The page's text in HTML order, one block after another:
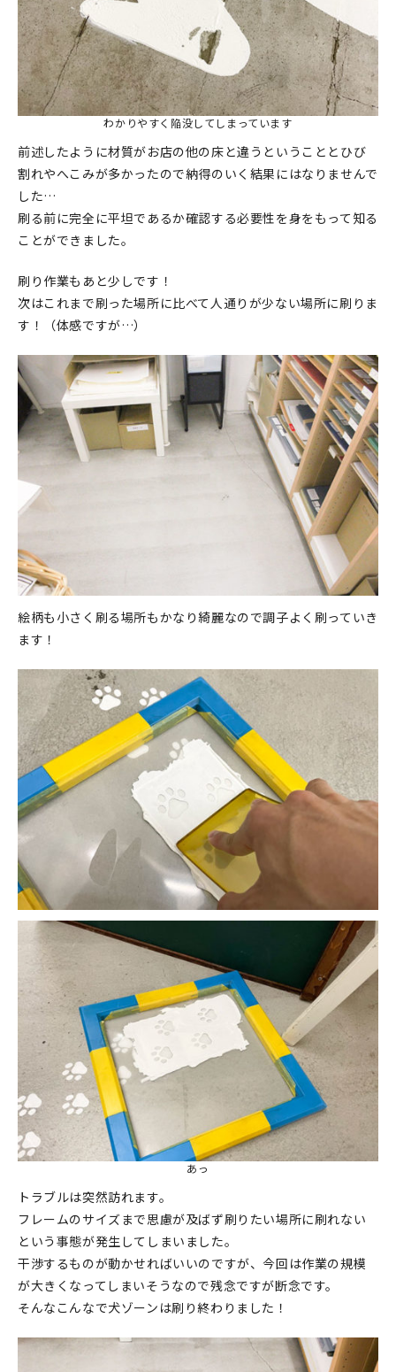
わかりやすく陥没してしまっています
前述したように材質がお店の他の床と違うということとひび
割れやへこみが多かったので納得のいく結果にはなりませんで
した…
刷る前に完全に平坦であるか確認する必要性を身をもって知る
ことができました。
刷り作業もあと少しです！
次はこれまで刷った場所に比べて人通りが少ない場所に刷りま
す！（体感ですが…）
絵柄も小さく刷る場所もかなり綺麗なので調子よく刷っていき
ます！
あっ
トラブルは突然訪れます。
フレームのサイズまで思慮が及ばず刷りたい場所に刷れない
という事態が発生してしまいました。
干渉するものが動かせればいいのですが、今回は作業の規模
が大きくなってしまいそうなので残念ですが断念です。
そんなこんなで犬ゾーンは刷り終わりました！